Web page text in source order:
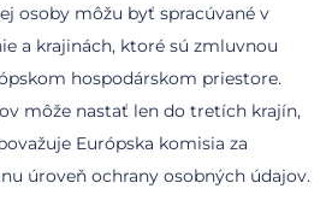
osoby môžu byť spracúvané v
a krajinách, ktoré sú zmluvnou
hospodárskom priestore.
môže nastať len do tretích krajín,
Európska komisia za
úroveň ochrany osobných údajov.